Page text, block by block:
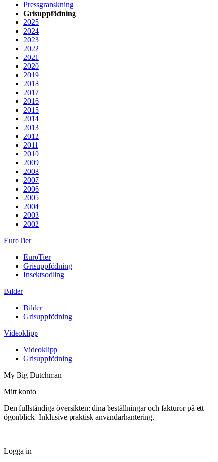
Pressgranskning
Grisuppfödning
2025
2024
2023
2022
2021
2020
2019
2018
2017
2016
2015
2014
2013
2012
2011
2010
2009
2008
2007
2006
2005
2004
2003
2002
EuroTier
EuroTier
Grisuppfödning
Insektsodling
Bilder
Bilder
Grisuppfödning
Videoklipp
Videoklipp
Grisuppfödning
My Big Dutchman
Mitt konto
Den fullständiga översikten: dina beställningar och fakturor på ett
ögonblick! Inklusive praktisk användarhantering.
Logga in